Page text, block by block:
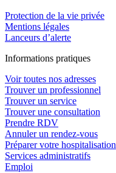
Protection de la vie privée
Mentions légales
Lanceurs d’alerte
Informations pratiques
Voir toutes nos adresses
Trouver un professionnel
Trouver un service
Trouver une consultation
Prendre RDV
Annuler un rendez-vous
Préparer votre hospitalisation
Services administratifs
Emploi​